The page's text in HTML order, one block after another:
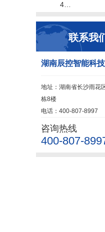
4…
联系我
湖南辰控智能科
地址：湖南省长沙雨花
栋8楼
电话：400-807-8997
咨询热线
400-807-